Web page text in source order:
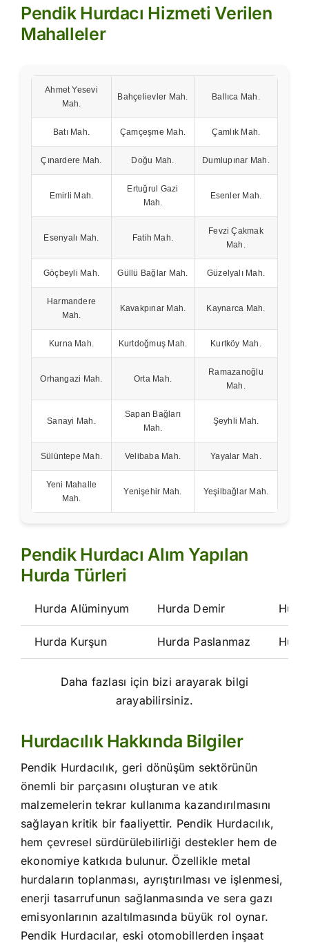
Pendik Hurdacı Hizmeti Verilen
Mahalleler
Ahmet Yesevi
Mah.
Bahçelievler Mah. Ballıca Mah.
Batı Mah. Çamçeşme Mah. Çamlık Mah.
Çınardere Mah. Doğu Mah. Dumlupınar Mah.
Emirli Mah.
Ertuğrul Gazi
Mah.
Esenler Mah.
Esenyalı Mah. Fatih Mah.
Fevzi Çakmak
Mah.
Göçbeyli Mah. Güllü Bağlar Mah. Güzelyalı Mah.
Harmandere
Mah.
Kavakpınar Mah. Kaynarca Mah.
Kurna Mah. Kurtdoğmuş Mah. Kurtköy Mah.
Orhangazi Mah. Orta Mah.
Ramazanoğlu
Mah.
Sanayi Mah.
Sapan Bağları
Mah.
Şeyhli Mah.
Sülüntepe Mah. Velibaba Mah. Yayalar Mah.
Yeni Mahalle
Mah.
Yenişehir Mah. Yeşilbağlar Mah.
Pendik Hurdacı Alım Yapılan
Hurda Türleri
Hurda Alüminyum Hurda Demir
Hurda Kurşun Hurda Paslanmaz
Daha fazlası için bizi arayarak bilgi
arayabilirsiniz.
Hurdacılık Hakkında Bilgiler
Pendik Hurdacılık, geri dönüşüm sektörünün
önemli bir parçasını oluşturan ve atık
malzemelerin tekrar kullanıma kazandırılmasını
sağlayan kritik bir faaliyettir. Pendik Hurdacılık,
hem çevresel sürdürülebilirliği destekler hem de
ekonomiye katkıda bulunur. Özellikle metal
hurdaların toplanması, ayrıştırılması ve işlenmesi,
enerji tasarrufunun sağlanmasında ve sera gazı
emisyonlarının azaltılmasında büyük rol oynar.
Pendik Hurdacılar, eski otomobillerden inşaat